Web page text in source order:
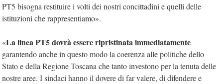
PT5 bisogna restituire i volti dei nostri concittadini e quelli delle
istituzioni che rappresentiamo».
«La linea PT5 dovrà essere ripristinata immediatamente
garantendo anche in questo modo la coerenza alle politiche dello
Stato e della Regione Toscana che tanto investono per la tenuta delle
nostre aree. I sindaci hanno il dovere di far valere, di difendere e